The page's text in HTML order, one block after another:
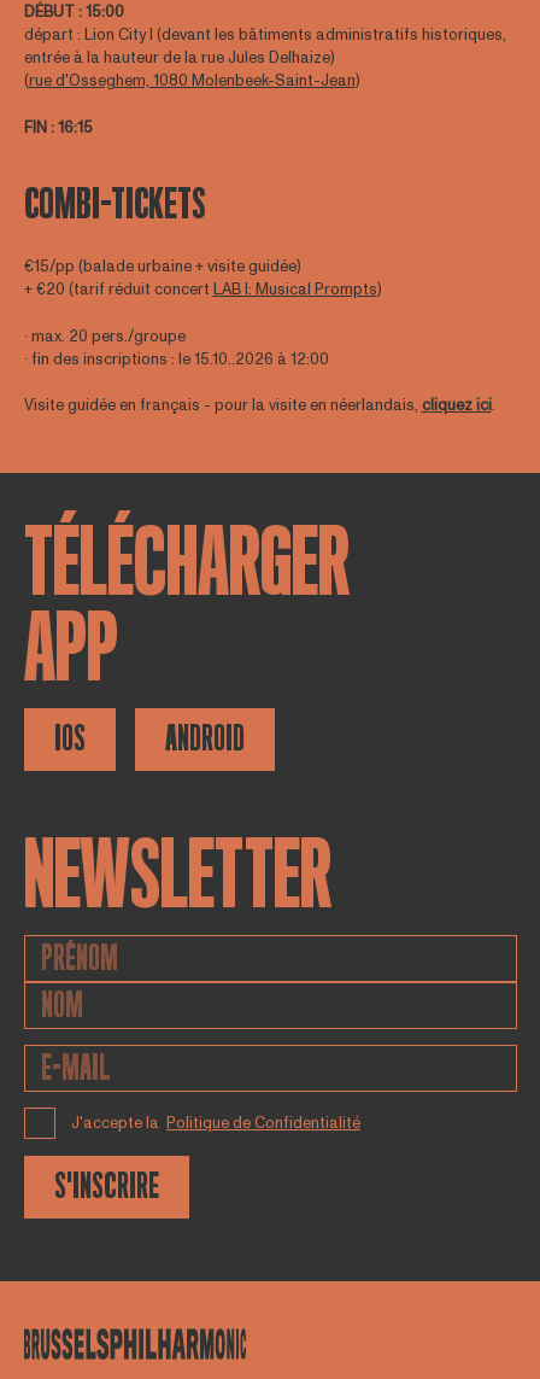
DÉBUT:15:00
départ : Lion City I (devant les bâtiments administratifs historiques,
entrée à la hauteur de la rue Jules Delhaize)
(rue d'Osseghem, 1080 Molenbeek-Saint-Jean)
FIN: 16:15
COMBI-TICKETS
€15/pp (balade urbaine + visite guidée)
+ €20 (tarif réduit concert LAB I: Musical Prompts)
∙ max. 20 pers./groupe
∙ fin des inscriptions : le 15.10..2026 à 12:00
Visite guidée en français - pour la visite en néerlandais, cliquez ici.
TÉLÉCHARGER
APP
IOS ANDROID
NEWSLETTER
J'accepte la Politique de Confidentialité
S'INSCRIRE